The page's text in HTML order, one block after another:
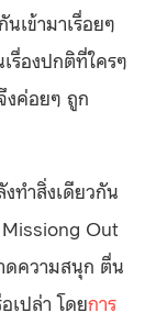
เข้ามาเรื่อยๆ
รื่องปกติที่ใครๆ
งค่อยๆ ถูก
ทำสิ่งเดียวกัน
Out
ดความสนุก ตื่น
เปล่า โดยการ